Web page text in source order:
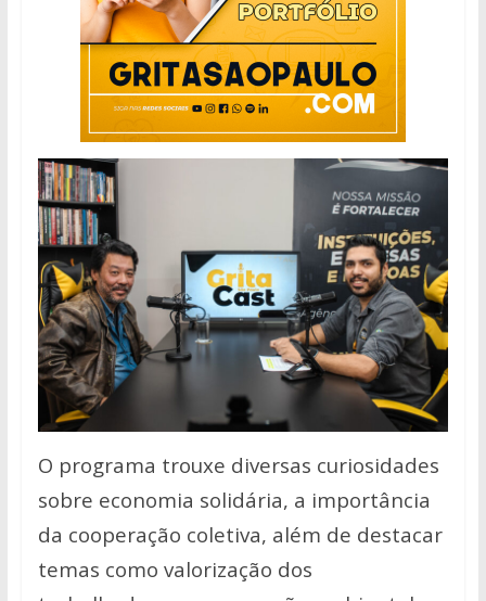
O programa trouxe diversas curiosidades
sobre economia solidária, a importância
da cooperação coletiva, além de destacar
temas como valorização dos